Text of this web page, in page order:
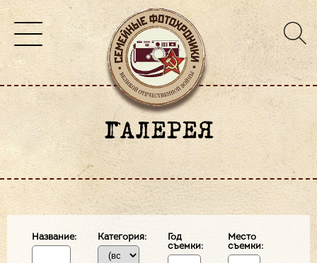
ГАЛЕРЕЯ
Название: Категория:
Год
съемки:
Место
съемки: